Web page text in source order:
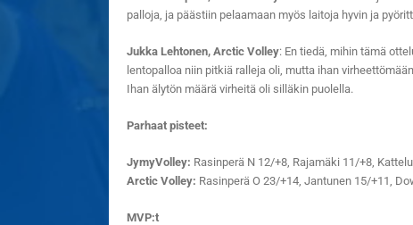
palloja, ja päästiin pelaamaan myös laitoja hyvin ja
Jukka Lehtonen, Arctic Volley: En tiedä, mihin tämä
lentopalloa niin pitkiä ralleja oli, mutta ihan
Ihan älytön määrä virheitä oli silläkin puolella.
Parhaat pisteet:
JymyVolley: Rasinperä N 12/+8, Rajamäki 11/+8,
Arctic Volley: Rasinperä O 23/+14, Jantunen 15/+11,
MVP:t